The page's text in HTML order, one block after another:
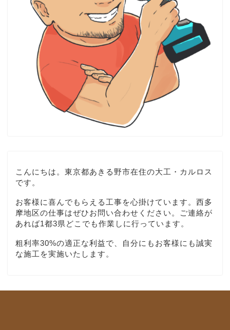
こんにちは。東京都あきる野市在住の大工・カルロス
です。
お客様に喜んでもらえる工事を心掛けています。西多
摩地区の仕事はぜひお問い合わせください。ご連絡が
あれば1都3県どこでも作業しに行っています。
粗利率30%の適正な利益で、自分にもお客様にも誠実
な施工を実施いたします。